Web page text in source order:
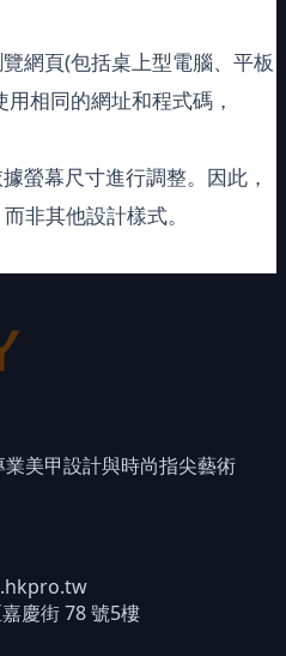
網頁(包括桌上型電腦、平板
相同的網址和程式碼，
螢幕尺寸進行調整。因此，
非其他設計樣式。
美甲設計與時尚指尖藝術
慶街 78 號5樓